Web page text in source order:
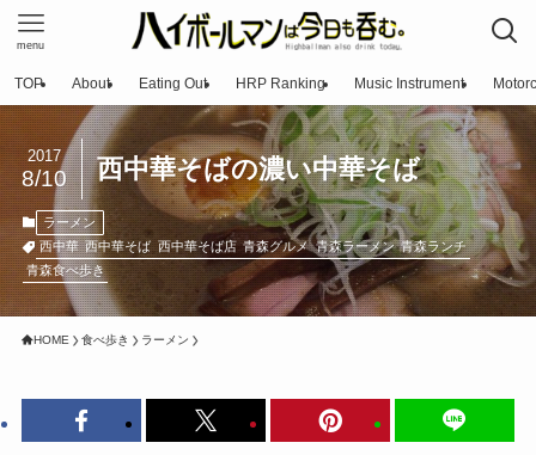
menu
TOP About Eating Out HRP Ranking Music Instrument
西中華そばの濃い中華そば
2017
8/10
ラーメン
西中華 西中華そば 西中華そば店 青森グルメ 青森ラーメン 青森ランチ
青森食べ歩き
HOME 食べ歩き ラーメン